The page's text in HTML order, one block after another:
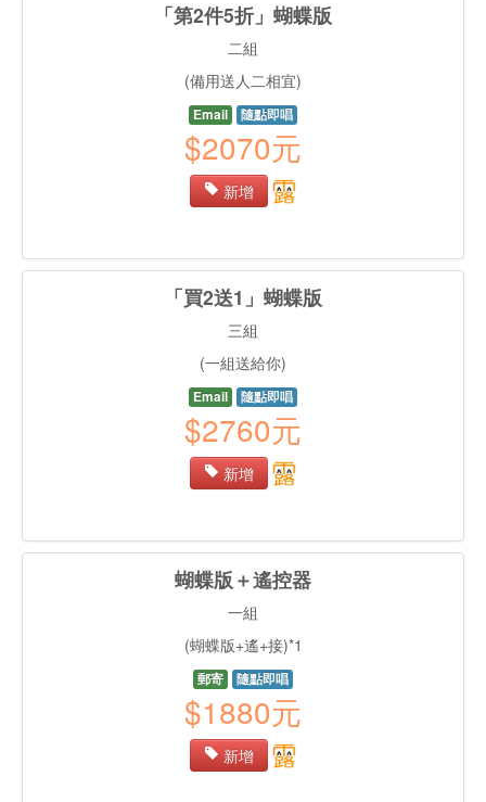
「第2件5折」蝴蝶版
二組
(備用送人二相宜)
Email 隨點即唱
$2070元
新增
「買2送1」蝴蝶版
三組
(一組送給你)
Email 隨點即唱
$2760元
新增
蝴蝶版＋遙控器
一組
(蝴蝶版+遙+接)*1
郵寄 隨點即唱
$1880元
新增